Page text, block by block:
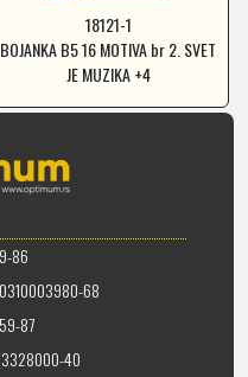
18121-1
BOJANKA B5 16 MOTIVA br 2. SVET
JE MUZIKA +4
86
68
87
40